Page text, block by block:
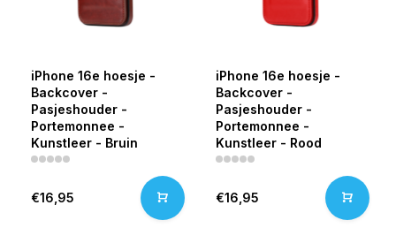
iPhone 16e hoesje -
Backcover -
Pasjeshouder -
Portemonnee -
Kunstleer - Bruin
€16,95
iPhone 16e hoesje -
Backcover -
Pasjeshouder -
Portemonnee -
Kunstleer - Rood
€16,95